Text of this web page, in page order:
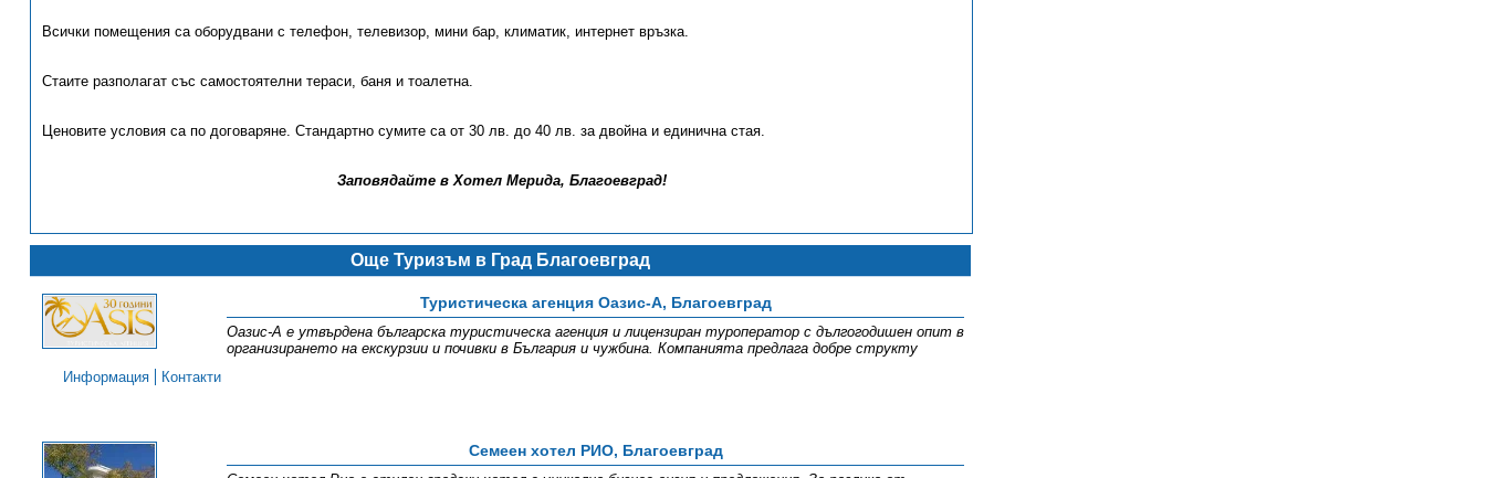
Всички помещения са оборудвани с телефон, телевизор, мини бар, климатик, интернет връзка.
Стаите разполагат със самостоятелни тераси, баня и тоалетна.
Ценовите условия са по договаряне. Стандартно сумите са от 30 лв. до 40 лв. за двойна и единична стая.
Заповядайте в Хотел Мерида, Благоевград!
Още Туризъм в Град Благоевград
Туристическа агенция Оазис-А, Благоевград
Оазис-А е утвърдена българска туристическа агенция и лицензиран туроператор с дългогодишен опит в
организирането на екскурзии и почивки в България и чужбина. Компанията предлага добре структу
Информация
Контакти
Семеен хотел РИО, Благоевград